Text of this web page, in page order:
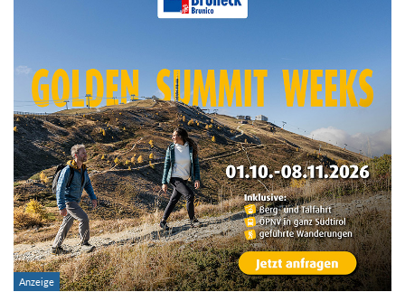
Im Tourenarchiv suchen
Region:
Gebirge:
Art der Tour: